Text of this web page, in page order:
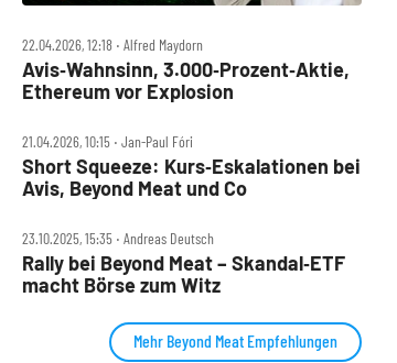
22.04.2026, 12:18 ‧ Alfred Maydorn
Avis‑Wahnsinn, 3.000‑Prozent‑Aktie,
Ethereum vor Explosion
21.04.2026, 10:15 ‧ Jan-Paul Fóri
Short Squeeze: Kurs‑Eskalationen bei
Avis, Beyond Meat und Co
23.10.2025, 15:35 ‧ Andreas Deutsch
Rally bei Beyond Meat – Skandal‑ETF
macht Börse zum Witz
Mehr Beyond Meat Empfehlungen